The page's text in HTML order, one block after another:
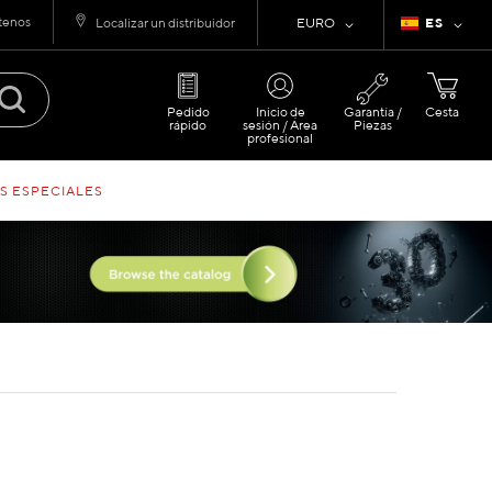
Lenguaje
ES
Moneda
EURO
Localizar un distribuidor
Cesta
Pedido
rápido
Inicio de
sesión / Área
profesional
Garantía /
Piezas
ESPECIALES